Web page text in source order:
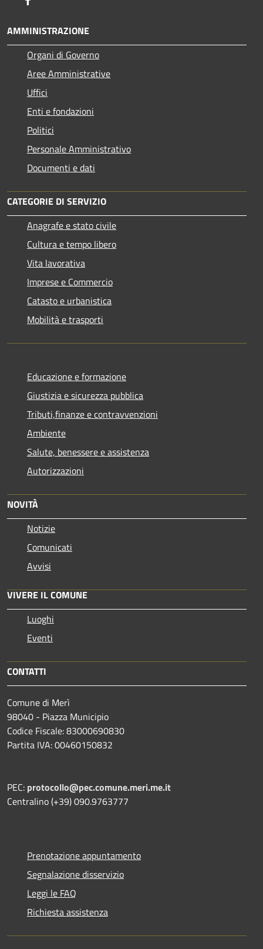
AMMINISTRAZIONE
Organi di Governo
Aree Amministrative
Uffici
Enti e fondazioni
Politici
Personale Amministrativo
Documenti e dati
CATEGORIE DI SERVIZIO
Anagrafe e stato civile
Cultura e tempo libero
Vita lavorativa
Imprese e Commercio
Catasto e urbanistica
Mobilità e trasporti
Educazione e formazione
Giustizia e sicurezza pubblica
Tributi,finanze e contravvenzioni
Ambiente
Salute, benessere e assistenza
Autorizzazioni
NOVITÀ
Notizie
Comunicati
Avvisi
VIVERE IL COMUNE
Luoghi
Eventi
CONTATTI
Comune di Merì
98040 - Piazza Municipio
Codice Fiscale: 83000690830
Partita IVA: 00460150832
PEC: protocollo@pec.comune.meri.me.it
Centralino (+39) 090.9763777
Prenotazione appuntamento
Segnalazione disservizio
Leggi le FAQ
Richiesta assistenza